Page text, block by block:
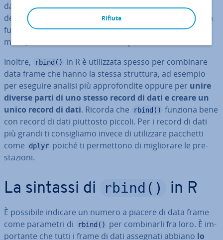
dati di cui disponi vengono ag­gior­na­ti re­go­lar­men­te e
desideri in­te­grar­li in un record di dati già di­spo­ni­bi­le. La
funzione rbind() unisce quindi i risultati a mano a
mano, ela­bo­ran­do i dati in cicli o processi iterativi.
Inoltre,
rbind()
in R è uti­liz­za­ta spesso per combinare
data frame che hanno la stessa struttura, ad esempio
per eseguire analisi più ap­pro­fon­di­te oppure per unire
diverse parti di uno stesso record di dati e creare un
unico record di dati. Ricorda che rbind() funziona bene
con record di dati piuttosto piccoli. Per i record di dati
più grandi ti con­si­glia­mo invece di uti­liz­za­re pacchetti
come
dplyr poiché ti per­met­to­no di mi­glio­ra­re le pre­
sta­zio­ni.
La sintassi di rbind() in R
È possibile indicare un numero a piacere di data frame
come parametri di
rbind()
per com­bi­nar­li fra loro. È im­
por­tan­te che tutti i frame di dati assegnati abbiano lo
Rifiuta